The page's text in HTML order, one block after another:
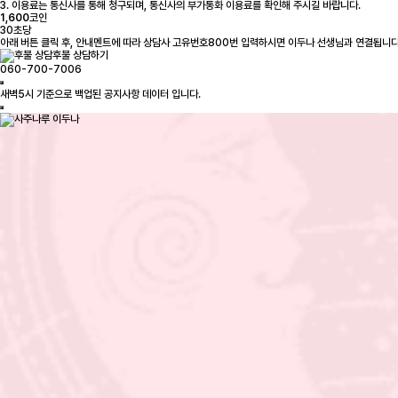
3. 이용료는 통신사를 통해 청구되며, 통신사의 부가통화 이용료를 확인해 주시길 바랍니다.
1,600코인
30초당
아래 버튼 클릭 후, 안내멘트에 따라 상담사 고유번호800번 입력하시면 이두나 선생님과 연결됩니
후불 상담하기
060-700-7006